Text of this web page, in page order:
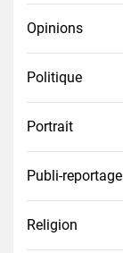
Opinions
Politique
Portrait
Publi-reportage
Religion